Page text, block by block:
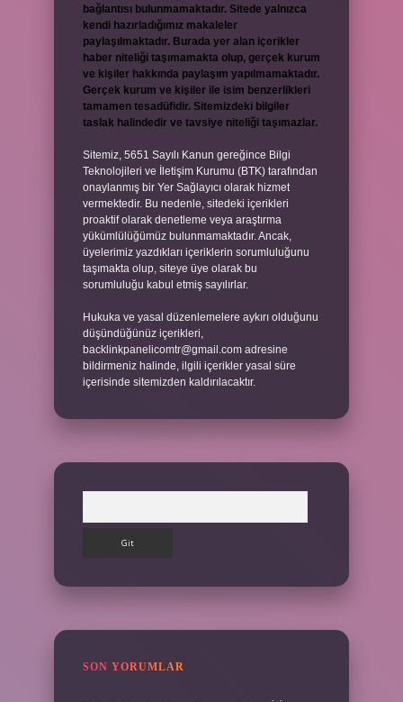
bağlantısı bulunmamaktadır. Sitede yalnızca
kendi hazırladığımız makaleler
paylaşılmaktadır. Burada yer alan içerikler
haber niteliği taşımamakta olup, gerçek kurum
ve kişiler hakkında paylaşım yapılmamaktadır.
Gerçek kurum ve kişiler ile isim benzerlikleri
tamamen tesadüfidir. Sitemizdeki bilgiler
taslak halindedir ve tavsiye niteliği taşımazlar.
Sitemiz, 5651 Sayılı Kanun gereğince Bilgi
Teknolojileri ve İletişim Kurumu (BTK) tarafından
onaylanmış bir Yer Sağlayıcı olarak hizmet
vermektedir. Bu nedenle, sitedeki içerikleri
proaktif olarak denetleme veya araştırma
yükümlülüğümüz bulunmamaktadır. Ancak,
üyelerimiz yazdıkları içeriklerin sorumluluğunu
taşımakta olup, siteye üye olarak bu
sorumluluğu kabul etmiş sayılırlar.
Hukuka ve yasal düzenlemelere aykırı olduğunu
düşündüğünüz içerikleri,
backlinkpanelicomtr@gmail.com adresine
bildirmeniz halinde, ilgili içerikler yasal süre
içerisinde sitemizden kaldırılacaktır.
SON YORUMLAR